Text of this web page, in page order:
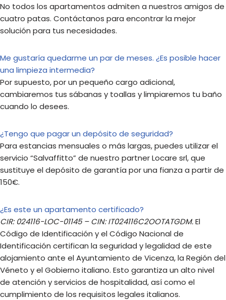
No todos los apartamentos admiten a nuestros amigos de
cuatro patas. Contáctanos para encontrar la mejor
solución para tus necesidades.
Me gustaría quedarme un par de meses. ¿Es posible hacer
una limpieza intermedia?
Por supuesto, por un pequeño cargo adicional,
cambiaremos tus sábanas y toallas y limpiaremos tu baño
cuando lo desees.
¿Tengo que pagar un depósito de seguridad?
Para estancias mensuales o más largas, puedes utilizar el
servicio “Salvaffitto” de nuestro partner Locare srl, que
sustituye el depósito de garantía por una fianza a partir de
150€.
¿Es este un apartamento certificado?
CIR:024116-LOC-01145– CIN:IT024116C2OOTATGDM.El
Código de Identificación y el Código Nacional de
Identificación certifican la seguridad y legalidad de este
alojamiento ante el Ayuntamiento de Vicenza, la Región del
Véneto y el Gobierno italiano. Esto garantiza un alto nivel
de atención y servicios de hospitalidad, así como el
cumplimiento de los requisitos legales italianos.